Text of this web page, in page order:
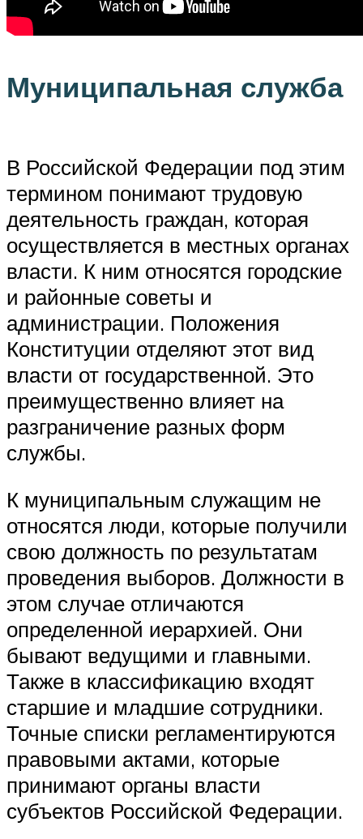
Муниципальная служба
В Российской Федерации под этим
термином понимают трудовую
деятельность граждан, которая
осуществляется в местных органах
власти. К ним относятся городские
и районные советы и
администрации. Положения
Конституции отделяют этот вид
власти от государственной. Это
преимущественно влияет на
разграничение разных форм
службы.
К муниципальным служащим не
относятся люди, которые получили
свою должность по результатам
проведения выборов. Должности в
этом случае отличаются
определенной иерархией. Они
бывают ведущими и главными.
Также в классификацию входят
старшие и младшие сотрудники.
Точные списки регламентируются
правовыми актами, которые
принимают органы власти
субъектов Российской Федерации.